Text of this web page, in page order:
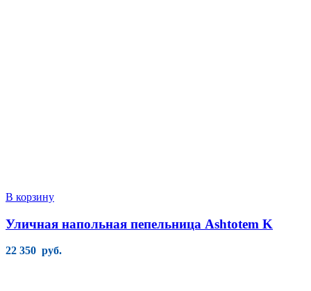
В корзину
Уличная напольная пепельница Ashtotem K
22 350 руб.